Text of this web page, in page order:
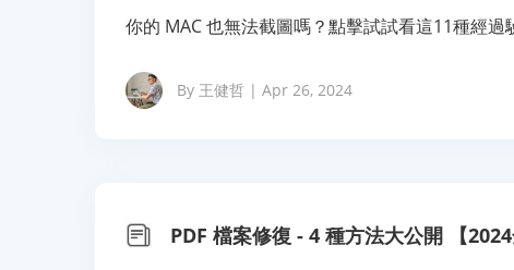
你的 MAC 也無法截圖嗎？點擊試試看這11種經過
By 王健哲 | Apr 26, 2024
PDF 檔案修復 - 4 種方法大公開 【2024